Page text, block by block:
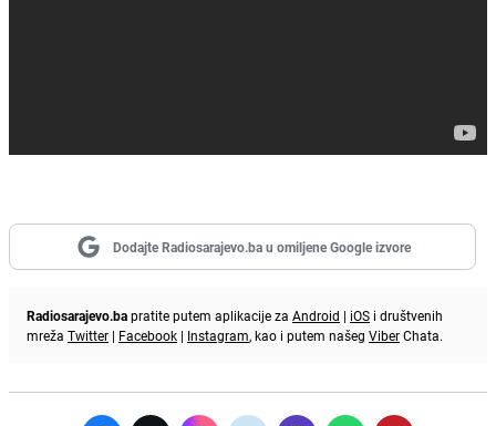
Dodajte Radiosarajevo.ba u omiljene Google izvore
Radiosarajevo.bapratite putem aplikacije za Android | iOS i društvenih
mreža Twitter | Facebook | Instagram, kao i putem našeg ViberChata.